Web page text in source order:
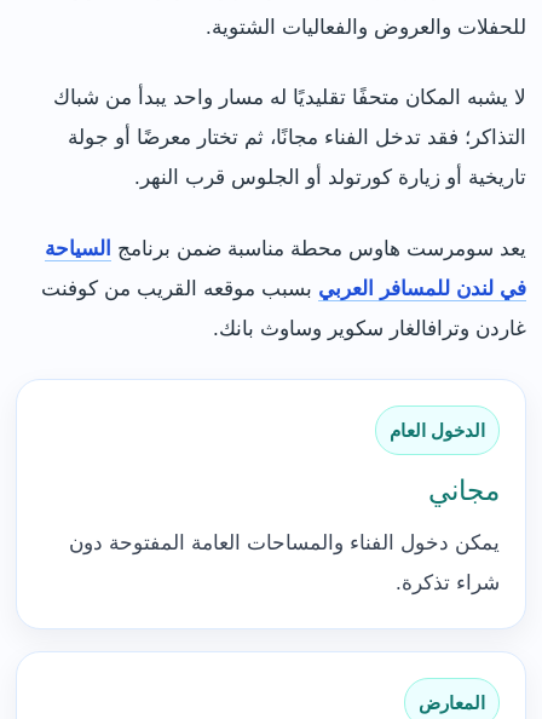
للحفلات والعروض والفعاليات الشتوية.
لا يشبه المكان متحفًا تقليديًا له مسار واحد يبدأ من شباك
التذاكر؛ فقد تدخل الفناء مجانًا، ثم تختار معرضًا أو جولة
تاريخية أو زيارة كورتولد أو الجلوس قرب النهر.
يعد سومرست هاوس محطة مناسبة ضمن برنامج السياحة
في لندن للمسافر العربي بسبب موقعه القريب من كوفنت
غاردن وترافالغار سكوير وساوث بانك.
الدخول العام
مجاني
يمكن دخول الفناء والمساحات العامة المفتوحة دون
شراء تذكرة.
المعارض